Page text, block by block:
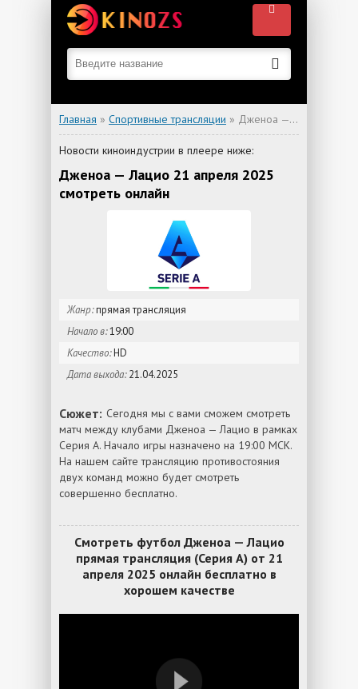
Главная » Спортивные трансляции » Дженоа — Лацио
Новости киноиндустрии в плеере ниже:
Дженоа — Лацио 21 апреля 2025
смотреть онлайн
Жанр:прямая трансляция
Начало в:19:00
Качество:HD
Дата выхода:21.04.2025
Сюжет: Сегодня мы с вами сможем смотреть
матч между клубами Дженоа — Лацио в рамках
Серия А. Начало игры назначено на 19:00 МСК.
На нашем сайте трансляцию противостояния
двух команд можно будет смотреть
совершенно бесплатно.
Смотреть футбол Дженоа — Лацио
прямая трансляция (Серия А) от 21
апреля 2025 онлайн бесплатно в
хорошем качестве